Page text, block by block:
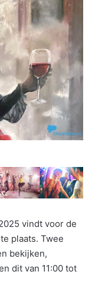
vindt voor de
plaats. Twee
bekijken,
dit van 11:00 tot